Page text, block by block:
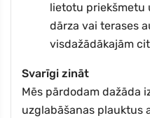
lietotu priekšmetu
dārza vai terases
visdažādākajām
Svarīgi zināt
Mēs pārdodam dažāda
uzglabāšanas plauktus